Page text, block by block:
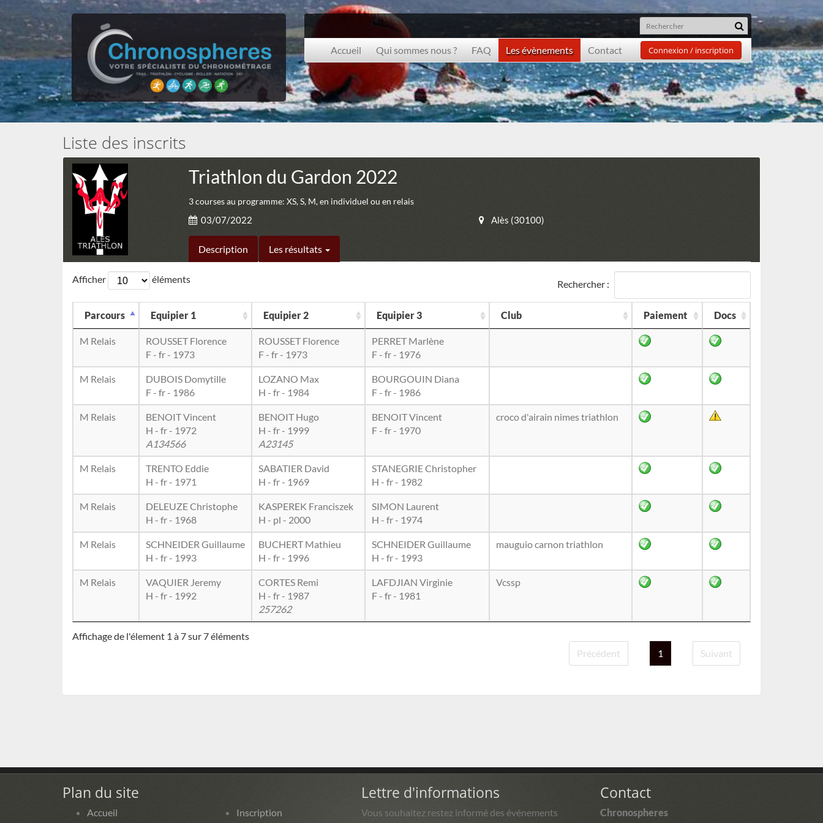
Accueil Qui sommes nous ? FAQ Les évènements Contact Connexion / inscription
Liste des inscrits
Triathlon du Gardon 2022
3 courses au programme: XS, S, M, en individuel ou en relais
03/07/2022 Alès (30100)
Description Les résultats
Afficher éléments Rechercher :
Parcours Equipier 1 Equipier 2 Equipier 3 Club Paiement Docs
M Relais
ROUSSET Florence
F - fr - 1973
ROUSSET Florence
F - fr - 1973
PERRET Marlène
F - fr - 1976
M Relais
DUBOIS Domytille
F - fr - 1986
LOZANO Max
H - fr - 1984
BOURGOUIN Diana
F - fr - 1986
M Relais
BENOIT Vincent
H - fr - 1972
A134566
BENOIT Hugo
H - fr - 1999
A23145
BENOIT Vincent
F - fr - 1970
croco d'airain nimes triathlon
M Relais
TRENTO Eddie
H - fr - 1971
SABATIER David
H - fr - 1969
STANEGRIE Christopher
H - fr - 1982
M Relais
DELEUZE Christophe
H - fr - 1968
KASPEREK Franciszek
H - pl - 2000
SIMON Laurent
H - fr - 1974
M Relais
SCHNEIDER Guillaume
H - fr - 1993
BUCHERT Mathieu
H - fr - 1996
SCHNEIDER Guillaume
H - fr - 1993
mauguio carnon triathlon
M Relais
VAQUIER Jeremy
H - fr - 1992
CORTES Remi
H - fr - 1987
257262
LAFDJIAN Virginie
F - fr - 1981
Vcssp
Affichage de l'élement 1 à 7 sur 7 éléments
Précédent
1 Suivant
Plan du site
Accueil
Inscription
Lettre d'informations
Vous souhaitez restez informé des événements
Contact
Chronospheres